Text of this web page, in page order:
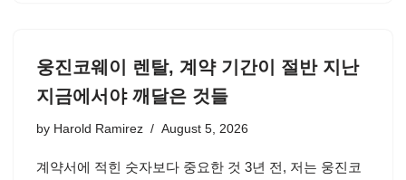
웅진코웨이 렌탈, 계약 기간이 절반 지난
지금에서야 깨달은 것들
by Harold Ramirez August 5, 2026
계약서에 적힌 숫자보다 중요한 것 3년 전, 저는 웅진코